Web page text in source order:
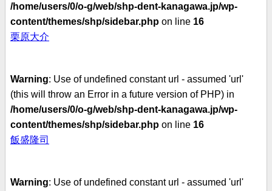
/home/users/0/o-g/web/shp-dent-kanagawa.jp/wp-
content/themes/shp/sidebar.php on line 16
栗原大介
Warning: Use of undefined constant url - assumed 'url'
(this will throw an Error in a future version of PHP) in
/home/users/0/o-g/web/shp-dent-kanagawa.jp/wp-
content/themes/shp/sidebar.php on line 16
飯盛隆司
Warning: Use of undefined constant url - assumed 'url'